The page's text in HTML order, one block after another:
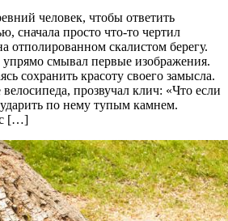
человек, чтобы ответить
сначала просто что-то чертил
отполированном скалистом берегу.
смывал первые изображения.
сохранить красоту своего замысла.
прозвучал клич: «Что если
по нему тупым камнем.
с […]